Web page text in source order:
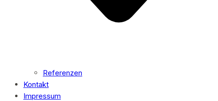
Referenzen
Kontakt
Impressum